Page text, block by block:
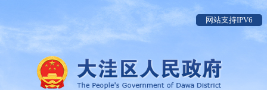
网站支持IPV6